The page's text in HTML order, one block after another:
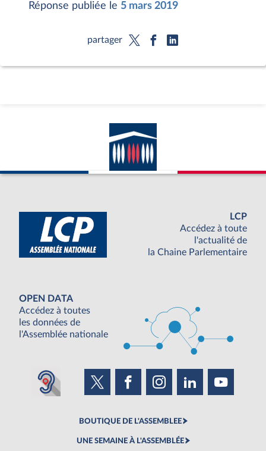
Réponse publiée le 5 mars 2019
partager
LCP
Accédez à toute
l'actualité de
la Chaine Parlementaire
OPEN DATA
Accédez à toutes
les données de
l'Assemblée nationale
BOUTIQUE DE L'ASSEMBLEE
UNE SEMAINE À L'ASSEMBLÉE